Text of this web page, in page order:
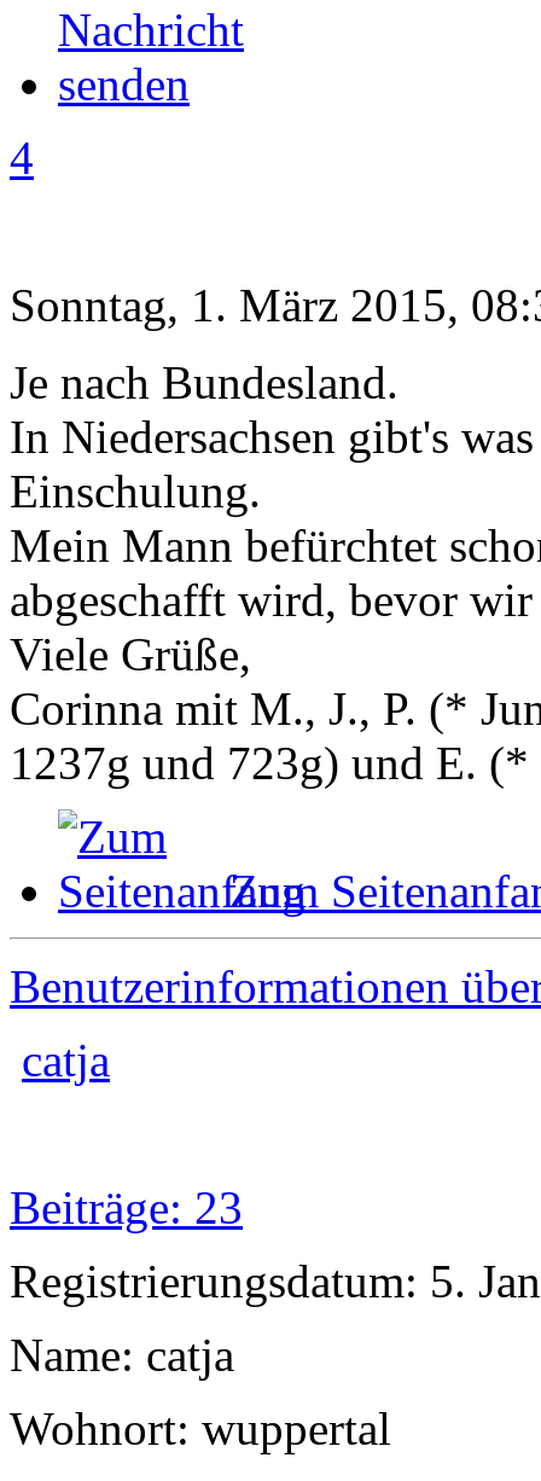
4
Sonntag, 1. März 2015,
Je nach Bundesland.
In Niedersachsen gibt's
Einschulung.
Mein Mann befürchtet
abgeschafft wird, bevor
Viele Grüße,
Corinna mit M., J., P. (*
1237g und 723g) und E. (*
Zum
Benutzerinformationen
catja
Beiträge: 23
Registrierungsdatum: 5.
Name: catja
Wohnort: wuppertal